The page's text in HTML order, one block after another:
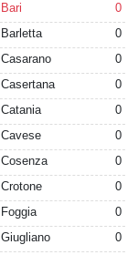
Bari
0
Barletta
0
Casarano
0
Casertana
0
Catania
0
Cavese
0
Cosenza
0
Crotone
0
Foggia
0
Giugliano
0